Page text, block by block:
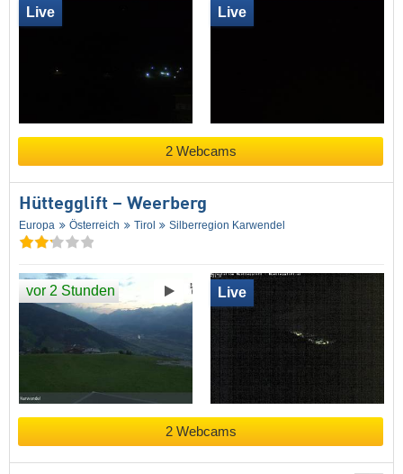
Live Live
2 Webcams
Hüttegglift – Weerberg
Europa Österreich Tirol Silberregion Karwendel
vor 2 Stunden Live
2 Webcams